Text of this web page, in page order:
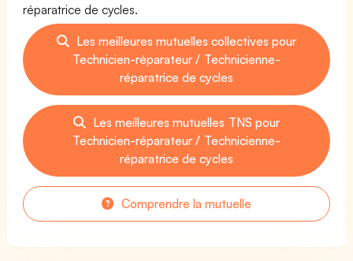
réparatrice de cycles.
Les meilleures mutuelles collectives pour
Technicien-réparateur / Technicienne-
réparatrice de cycles
Les meilleures mutuelles TNS pour
Technicien-réparateur / Technicienne-
réparatrice de cycles
Comprendre la mutuelle